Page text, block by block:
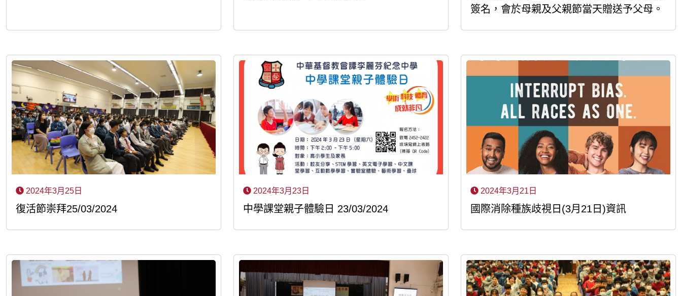
簽名，會於母親及父親節當天贈送予父母。
2024年3月25日
復活節崇拜25/03/2024
2024年3月23日
中學課堂親子體驗日 23/03/2024
2024年3月21日
國際消除種族歧視日(3月21日)資訊